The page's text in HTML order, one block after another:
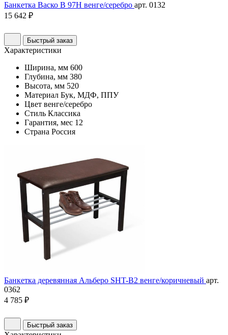
Банкетка Васко В 97Н венге/серебро арт. 0132
15 642 ₽
Быстрый заказ
Характеристики
Ширина, мм 600
Глубина, мм 380
Высота, мм 520
Материал Бук, МДФ, ППУ
Цвет венге/серебро
Стиль Классика
Гарантия, мес 12
Страна Россия
Банкетка деревянная Альберо SHT-B2 венге/коричневый арт.
0362
4 785 ₽
Быстрый заказ